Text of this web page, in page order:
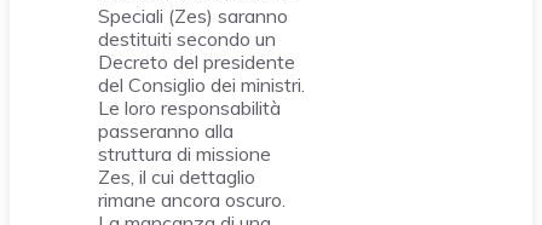
Speciali (Zes) saranno
destituiti secondo un
Decreto del presidente
del Consiglio dei ministri.
Le loro responsabilità
passeranno alla
struttura di missione
Zes, il cui dettaglio
rimane ancora oscuro.